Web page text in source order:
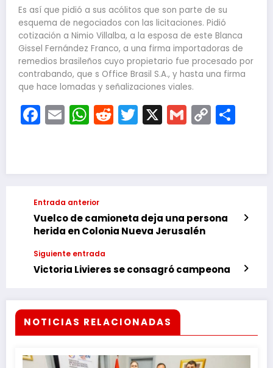
Es así que pidió a sus acólitos que son parte de su
esquema de negociados con las licitaciones. Pidió
cotización a Nimio Villalba, a la esposa de este Blanca
Gissel Fernández Franco, a una firma importadoras de
remedios brasileños cuyo propietario fue procesado por
contrabando, que s Office Brasil S.A., y hasta una firma
que hace lomadas y señalizaciones viales.
Facebook
EmailWhatsApp
Reddit
Twitter
X Gmail
Copy
Link
Entrada anterior
Vuelco de camioneta deja una persona
herida en Colonia Nueva Jerusalén
Siguiente entrada
Victoria Livieres se consagró campeona
NOTICIAS RELACIONADAS